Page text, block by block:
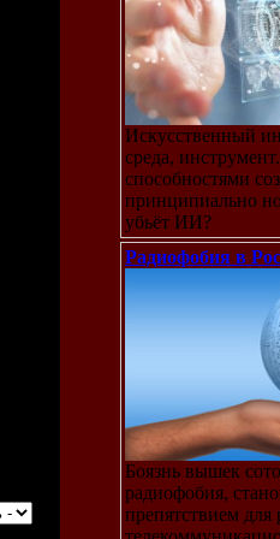
Искусственный
среда,
способностями
принципиально
убьёт ИИ?
Радиофобия в
Боязнь вышек
радиофобия,
препятствием для